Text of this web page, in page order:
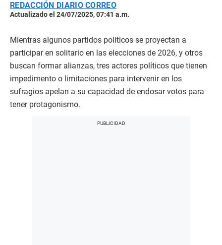
REDACCIÓN DIARIO CORREO
Actualizado el 24/07/2025, 07:41 a.m.
Mientras algunos partidos políticos se proyectan a
participar en solitario en las elecciones de 2026, y otros
buscan formar alianzas, tres actores políticos que tienen
impedimento o limitaciones para intervenir en los
sufragios apelan a su capacidad de endosar votos para
tener protagonismo.